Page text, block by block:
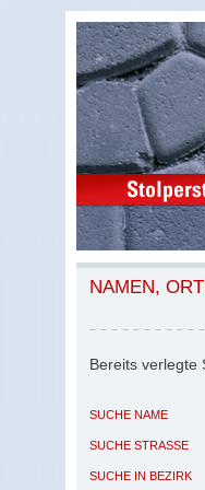
NAMEN,
Bereits verlegte
SUCHE NAME
SUCHE STRASSE
SUCHE IN BEZIRK